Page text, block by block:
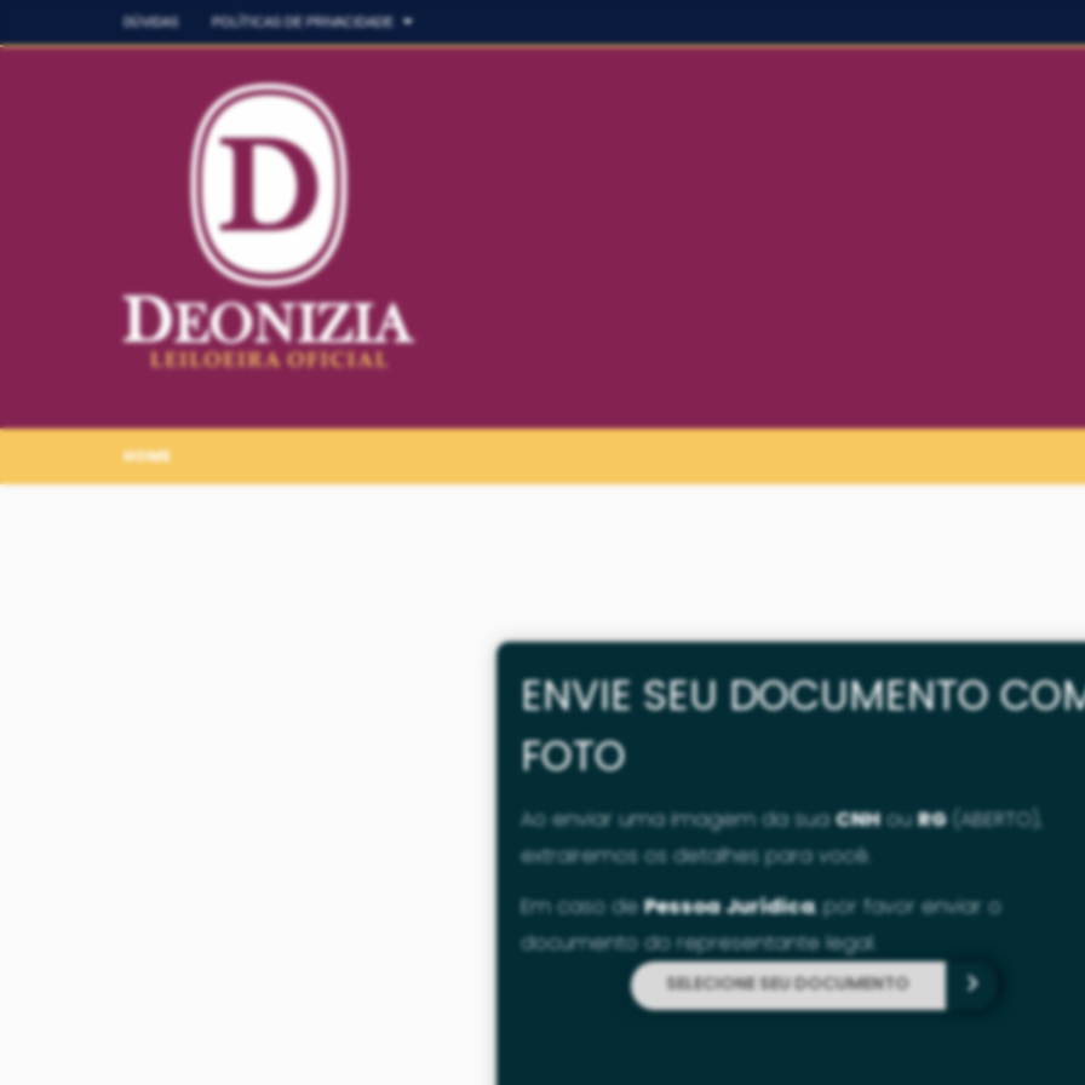
DÚVIDAS POLÍTICAS DE PRIVACIDADE
HOME
ENVIE SEU DOCUMENTO
FOTO
Ao enviar uma imagem da suaCNHouRG(ABERTO),
extrairemos os detalhes para você.
Em caso dePessoa Jurídica, por favor enviar o
documento do representante legal.
SELECIONE SEU DOCUMENTO